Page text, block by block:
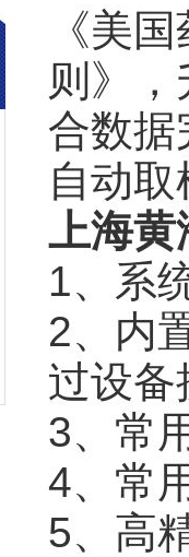
《美
则》
合数
自动
上海黄
1、系
2、内
过设备
3、常
4、常
5、高